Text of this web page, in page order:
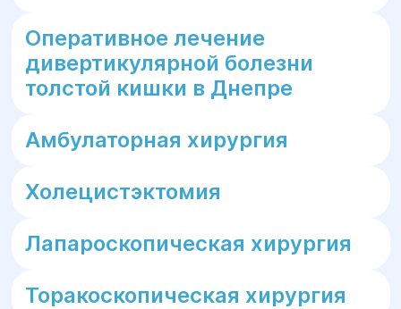
Оперативное лечение
дивертикулярной болезни
толстой кишки в Днепре
Амбулаторная хирургия
Холецистэктомия
Лапароскопическая хирургия
Торакоскопическая хирургия